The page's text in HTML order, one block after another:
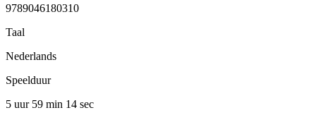
9789046180310
Taal
Nederlands
Speelduur
5 uur 59 min 14 sec